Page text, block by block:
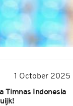
1 October 2025
Timnas Indonesia